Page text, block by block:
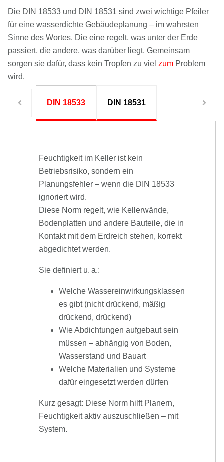
Die DIN 18533 und DIN 18531 sind zwei wichtige Pfeiler
für eine wasserdichte Gebäudeplanung – im wahrsten
Sinne des Wortes. Die eine regelt, was unter der Erde
passiert, die andere, was darüber liegt. Gemeinsam
sorgen sie dafür, dass kein Tropfen zu viel zum Problem
wird.
DIN 18533 DIN 18531
Feuchtigkeit im Keller ist kein
Betriebsrisiko, sondern ein
Planungsfehler – wenn die DIN 18533
ignoriert wird.
Diese Norm regelt, wie Kellerwände,
Bodenplatten und andere Bauteile, die in
Kontakt mit dem Erdreich stehen, korrekt
abgedichtet werden.
Sie definiert u. a.:
Welche Wassereinwirkungsklassen
es gibt (nicht drückend, mäßig
drückend, drückend)
Wie Abdichtungen aufgebaut sein
müssen – abhängig von Boden,
Wasserstand und Bauart
Welche Materialien und Systeme
dafür eingesetzt werden dürfen
Kurz gesagt: Diese Norm hilft Planern,
Feuchtigkeit aktiv auszuschließen – mit
System.